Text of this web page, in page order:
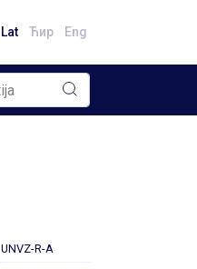
Lat Ћир Eng
UNVZ-R-A